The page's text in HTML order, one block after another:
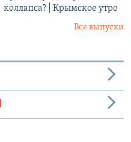
коллапса? | Крымское утро
Все выпуски